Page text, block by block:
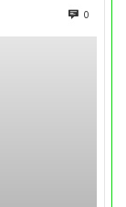
0